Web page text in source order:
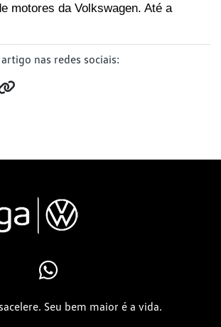
motores da Volkswagen. Até a
nas redes sociais:
Seu bem maior é a vida.